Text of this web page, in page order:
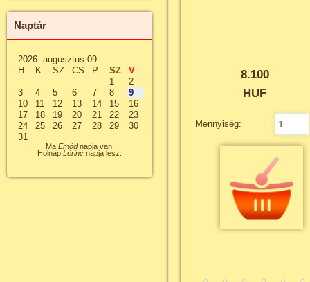
Naptár
2026. augusztus 09.
H
K SZ CS P SZ
V
1
2
3
4 5 6 7 8
9
10
11 12 13 14 15
16
17
18 19 20 21 22
23
24
25 26 27 28 29
30
31
Ma Emődnapja van.
Holnap Lörinc napja lesz.
8.100
HUF
Mennyiség: